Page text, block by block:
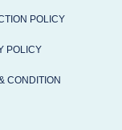
POLICY
POLICY
CONDITION